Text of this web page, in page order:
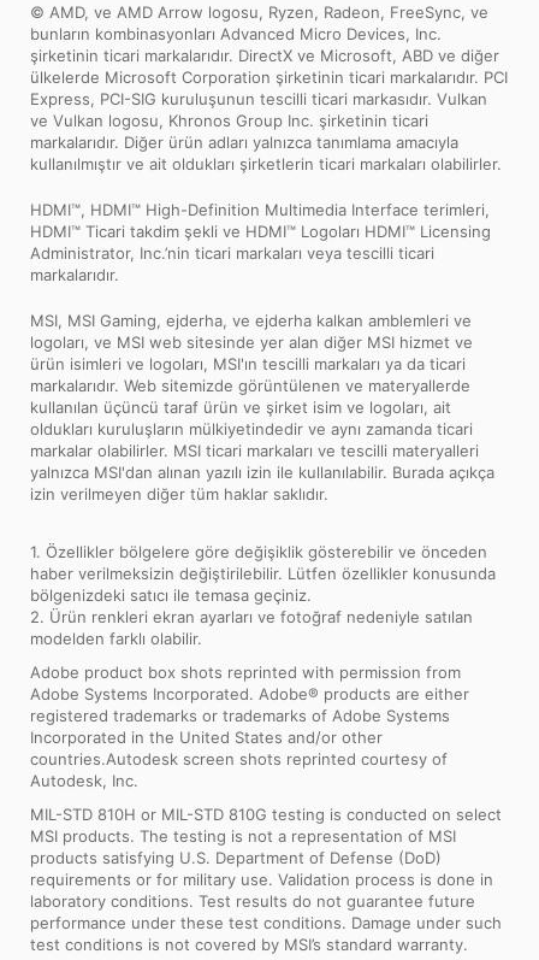
© AMD, ve AMD Arrow logosu, Ryzen, Radeon, FreeSync, ve
bunların kombinasyonları Advanced Micro Devices, Inc.
şirketinin ticari markalarıdır. DirectX ve Microsoft, ABD ve diğer
ülkelerde Microsoft Corporation şirketinin ticari markalarıdır. PCI
Express, PCI-SIG kuruluşunun tescilli ticari markasıdır. Vulkan
ve Vulkan logosu, Khronos Group Inc. şirketinin ticari
markalarıdır. Diğer ürün adları yalnızca tanımlama amacıyla
kullanılmıştır ve ait oldukları şirketlerin ticari markaları olabilirler.
HDMI™, HDMI™ High-Definition Multimedia Interface terimleri,
HDMI™ Ticari takdim şekli ve HDMI™ Logoları HDMI™ Licensing
Administrator, Inc.’nin ticari markaları veya tescilli ticari
markalarıdır.
MSI, MSI Gaming, ejderha, ve ejderha kalkan amblemleri ve
logoları, ve MSI web sitesinde yer alan diğer MSI hizmet ve
ürün isimleri ve logoları, MSI'ın tescilli markaları ya da ticari
markalarıdır. Web sitemizde görüntülenen ve materyallerde
kullanılan üçüncü taraf ürün ve şirket isim ve logoları, ait
oldukları kuruluşların mülkiyetindedir ve aynı zamanda ticari
markalar olabilirler. MSI ticari markaları ve tescilli materyalleri
yalnızca MSI'dan alınan yazılı izin ile kullanılabilir. Burada açıkça
izin verilmeyen diğer tüm haklar saklıdır.
1. Özellikler bölgelere göre değişiklik gösterebilir ve önceden
haber verilmeksizin değiştirilebilir. Lütfen özellikler konusunda
bölgenizdeki satıcı ile temasa geçiniz.
2. Ürün renkleri ekran ayarları ve fotoğraf nedeniyle satılan
modelden farklı olabilir.
Adobe product box shots reprinted with permission from
Adobe Systems Incorporated. Adobe® products are either
registered trademarks or trademarks of Adobe Systems
Incorporated in the United States and/or other
countries.Autodesk screen shots reprinted courtesy of
Autodesk, Inc.
MIL-STD 810H or MIL-STD 810G testing is conducted on select
MSI products. The testing is not a representation of MSI
products satisfying U.S. Department of Defense (DoD)
requirements or for military use. Validation process is done in
laboratory conditions. Test results do not guarantee future
performance under these test conditions. Damage under such
test conditions is not covered by MSI’s standard warranty.